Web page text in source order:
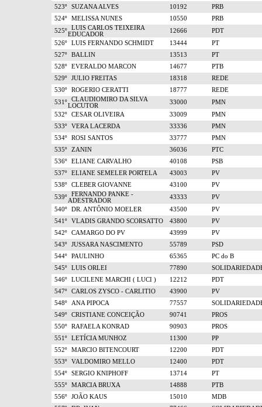
523º
SUZANA ALVES 10192
PRB
524º
MELISSA NUNES 10550
PRB
525º
LUIS CARLOS TEIXEIRA
EDUCADOR
12666
PDT
526º
LUIS FERNANDO SCHMIDT 13444
PT
527º
BALLIN 13513
PT
528º
EVERALDO MARCON 14677
PTB
529º
JULIO FREITAS 18318
REDE
530º
ROGERIO CERATTI 18777
REDE
531º
CLAUDIOMIRO DA SILVA
LOCUTOR
33000
PMN
532º
CESAR OLIVEIRA 33009
PMN
533º
VERA LACERDA 33336
PMN
534º
ROSI SANTOS 33777
PMN
535º
ZANIN 36036
PTC
536º
ELIANE CARVALHO 40108
PSB
537º
ELIANE SEMELER PORTELA 43003
PV
538º
CLEBER GIOVANNE 43100
PV
539º
FERNANDO PANKE -
ADESTRADOR
43333
PV
540º
DR. ANTÔNIO MOELER 43500
PV
541º
VLADIS GRANDO SCORSATTO 43800
PV
542º
CAMARGO DO PV 43999
PV
543º
JUSSARA NASCIMENTO 55789
PSD
544º
PAULINHO 65365
PC do B
545º
LUIS ORLEI 77890
546º
LUCILENE MARCHI ( LUCI ) 12212
PDT
547º
CARLOS ZYSCO - CARLITIO 43900
PV
548º
ANA PIPOCA 77557
549º
CRISTIANE CONCEIÇÃO 90741
PROS
550º
RAFAELA KONRAD 90903
PROS
551º
LETÍCIA MUNHOZ 11300
PP
552º
MARCIO BITENCOURT 12200
PDT
553º
VALDOMIRO MELLO 12400
PDT
554º
SERGIO KNIPHOFF 13714
PT
555º
MARCIA BRUXA 14888
PTB
556º
JOÃO KAUS 15010
MDB